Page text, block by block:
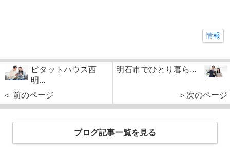
情報
ピタットハウス西
明...
＜ 前のページ
明石市でひとり暮ら...
＞次のページ
ブログ記事一覧を見る